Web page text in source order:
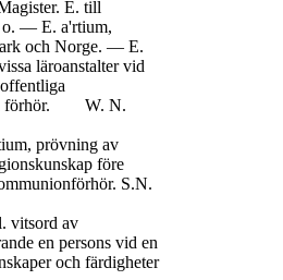
E. till
o. — E. a'rtium,
och Norge. — E.
läroanstalter vid
W. N.
prövning av
före
S.N.
vitsord av
en persons vid en
och färdigheter